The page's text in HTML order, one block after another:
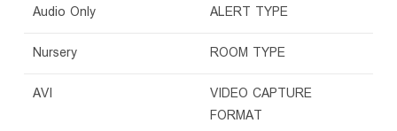
ALERT TYPE
‎Audio Only
ROOM TYPE
‎Nursery
VIDEO CAPTURE
FORMAT
‎AVI